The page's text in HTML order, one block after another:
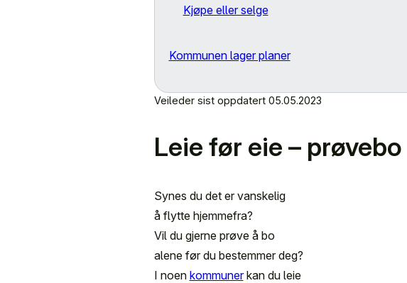
Kjøpe eller selge
Kommunen lager planer
Veileder sist oppdatert 05.05.2023
Leie før eie – prøvebo
Synes du det er vanskelig
å flytte hjemmefra?
Vil du gjerne prøve å bo
alene før du bestemmer deg?
I noen kommunerkan du leie